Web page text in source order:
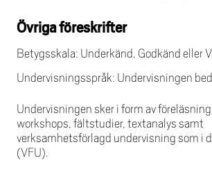
Övriga föreskrifter
Betygsskala: Underkänd, Godkänd eller
Undervisningsspråk: Undervisningen
Undervisningen sker i form av
workshops, fältstudier, textanalys samt
verksamhetsförlagd undervisning som i
(VFU).